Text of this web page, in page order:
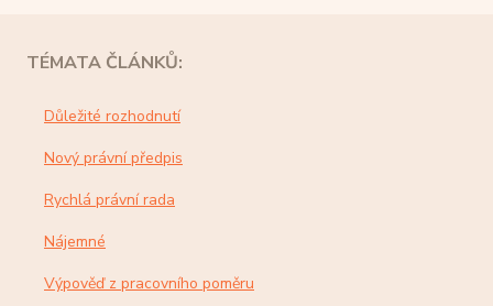
TÉMATA ČLÁNKŮ:
Důležité rozhodnutí
Nový právní předpis
Rychlá právní rada
Nájemné
Výpověď z pracovního poměru